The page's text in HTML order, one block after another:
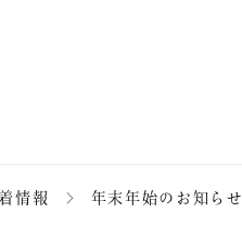
情報 ＞ 年末年始のお知らせ